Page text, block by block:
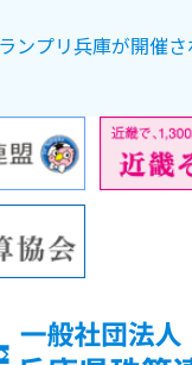
ンプリ兵庫が開催